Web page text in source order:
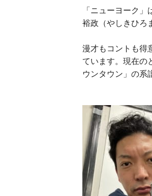
「ニューヨーク
裕政（やしきひろ
漫才もコントも得
ています。現在の
ウンタウン」の系